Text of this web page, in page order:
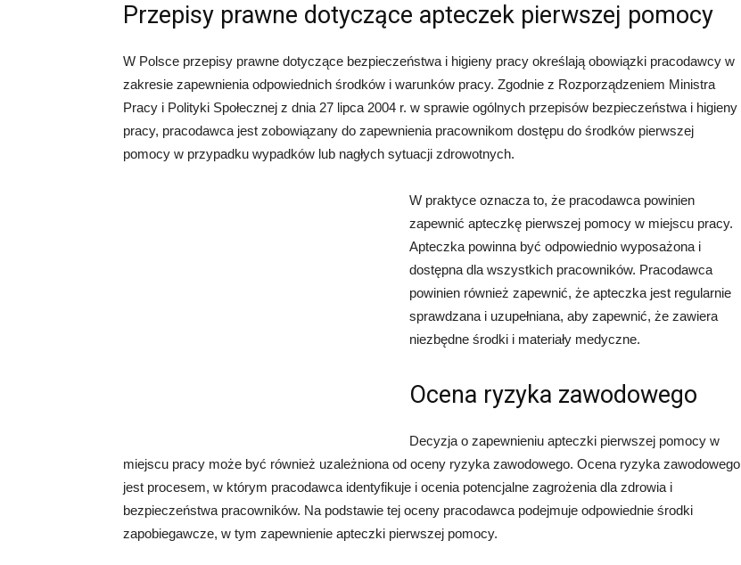
Przepisy prawne dotyczące apteczek pierwszej pomocy
W Polsce przepisy prawne dotyczące bezpieczeństwa i higieny pracy określają obowiązki pracodawcy w
zakresie zapewnienia odpowiednich środków i warunków pracy. Zgodnie z Rozporządzeniem Ministra
Pracy i Polityki Społecznej z dnia 27 lipca 2004 r. w sprawie ogólnych przepisów bezpieczeństwa i higieny
pracy, pracodawca jest zobowiązany do zapewnienia pracownikom dostępu do środków pierwszej
pomocy w przypadku wypadków lub nagłych sytuacji zdrowotnych.
W praktyce oznacza to, że pracodawca powinien
zapewnić apteczkę pierwszej pomocy w miejscu pracy.
Apteczka powinna być odpowiednio wyposażona i
dostępna dla wszystkich pracowników. Pracodawca
powinien również zapewnić, że apteczka jest regularnie
sprawdzana i uzupełniana, aby zapewnić, że zawiera
niezbędne środki i materiały medyczne.
Ocena ryzyka zawodowego
Decyzja o zapewnieniu apteczki pierwszej pomocy w
miejscu pracy może być również uzależniona od oceny ryzyka zawodowego. Ocena ryzyka zawodowego
jest procesem, w którym pracodawca identyfikuje i ocenia potencjalne zagrożenia dla zdrowia i
bezpieczeństwa pracowników. Na podstawie tej oceny pracodawca podejmuje odpowiednie środki
zapobiegawcze, w tym zapewnienie apteczki pierwszej pomocy.